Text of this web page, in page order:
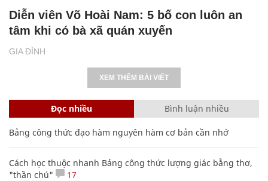
GIA ĐÌNH
Diễn viên Võ Hoài Nam: 5 bố con luôn an
tâm khi có bà xã quán xuyến
XEM THÊM BÀI VIẾT
Đọc nhiều Bình luận nhiều
Bảng công thức đạo hàm nguyên hàm cơ bản cần nhớ
Cách học thuộc nhanh Bảng công thức lượng giác bằng thơ,
"thần chú"
17